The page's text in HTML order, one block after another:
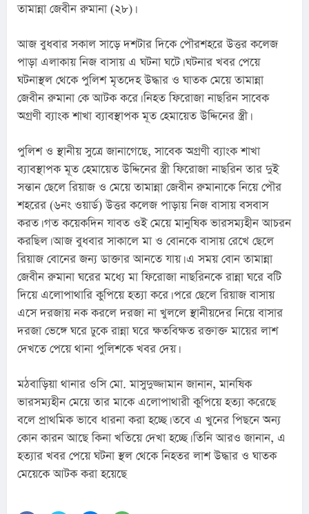
তামান্না জেবীন রুমানা (২৮)।
আজ বুধবার সকাল সাড়ে দশটার দিকে পৌরশহরে উত্তর কলেজ
পাড়া এলাকায় নিজ বাসায় এ ঘটনা ঘটে। ঘটনার খবর পেয়ে
ঘটনাস্থল থেকে পুলিশ মৃতদেহ উদ্ধার ও ঘাতক মেয়ে তামান্না
জেবীন রুমানা কে আটক করে। নিহত ফিরোজা নাছরিন সাবেক
অগ্রণী ব্যাংক শাখা ব্যাবস্থাপক মূত হেমায়েত উদ্দিনের স্ত্রী।
পুলিশ ও স্থানীয় সুত্রে জানাগেছে, সাবেক অগ্রণী ব্যাংক শাখা
ব্যাবস্থাপক মূত হেমায়েত উদ্দিনের স্ত্রী ফিরোজা নাছরিন তার দুই
সন্তান ছেলে রিয়াজ ও মেয়ে তামান্না জেবীন রুমানাকে নিয়ে পৌর
শহরের (৬নং ওয়ার্ড) উত্তর কলেজ পাড়ায় নিজ বাসায় বসবাস
করত। গত কয়েকদিন যাবত ওই মেয়ে মানুষিক ভারসম্যহীন আচরন
করছিল। আজ বুধবার সাকালে মা ও বোনকে বাসায় রেখে ছেলে
রিয়াজ বোনের জন্য ডাক্তার আনতে যায়। এ সময় বোন তামান্না
জেবীন রুমানা ঘরের মধ্যে মা ফিরোজা নাছরিনকে রান্না ঘরে বটি
দিয়ে এলোপাথারি কুপিয়ে হত্যা করে। পরে ছেলে রিয়াজ বাসায়
এসে দরজায় নক করলে দরজা না খুললে স্থানীয়দের নিয়ে বাসার
দরজা ভেঙ্গে ঘরে ঢুকে রান্না ঘরে ক্ষতবিক্ষত রক্তাক্ত মায়ের লাশ
দেখতে পেয়ে থানা পুলিশকে খবর দেয়।
মঠবাড়িয়া থানার ওসি মো. মাসুদুজ্জামান জানান, মানষিক
ভারসম্যহীন মেয়ে তার মাকে এলোপাথারী কুপিয়ে হত্যা করেছে
বলে প্রাথমিক ভাবে ধারনা করা হচ্ছে। তবে এ খুনের পিছনে অন্য
কোন কারন আছে কিনা খতিয়ে দেখা হচ্ছে। তিনি আরও জানান, এ
হত্যার খবর পেয়ে ঘটনা স্থল থেকে নিহতর লাশ উদ্ধার ও ঘাতক
মেয়েকে আটক করা হয়েছে